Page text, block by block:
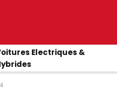
Electriques &